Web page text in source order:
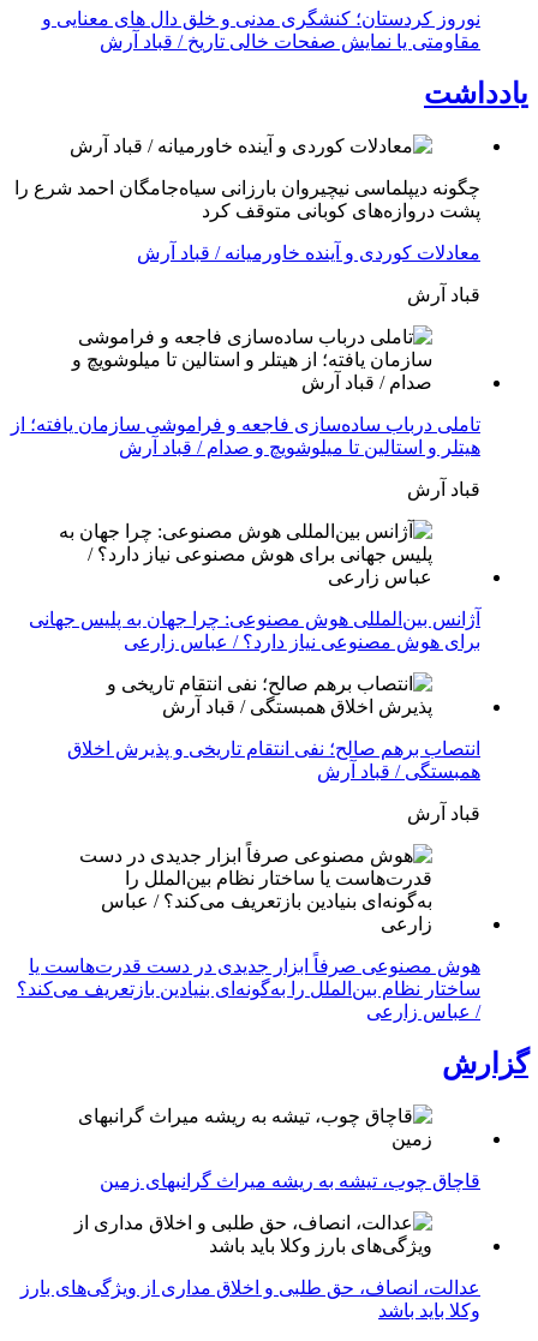
نوروز کردستان؛ کنشگری مدنی و خلق دال های معنایی و
مقاومتی یا نمایش صفحات خالی تاریخ / قباد آرش
یادداشت
چگونه دیپلماسی نیچیروان بارزانی سیاەجامگان احمد شرع را
پشت دروازەهای کوبانی متوقف کرد
معادلات کوردی و آینده خاورمیانه / قباد آرش
قباد آرش
تاملی درباب سادەسازی فاجعە و فراموشی سازمان یافتە؛ از
هیتلر و استالین تا میلوشویچ و صدام / قباد آرش
قباد آرش
آژانس بین‌المللی هوش مصنوعی: چرا جهان به پلیس جهانی
برای هوش مصنوعی نیاز دارد؟ / عباس زارعی
انتصاب برهم صالح؛ نفی انتقام تاریخی و پذیرش اخلاق
همبستگی / قباد آرش
قباد آرش
هوش مصنوعی صرفاً ابزار جدیدی در دست قدرت‌هاست یا
ساختار نظام بین‌الملل را به‌گونه‌ای بنیادین بازتعریف می‌کند؟
/ عباس زارعی
گزارش
قاچاق چوب، تیشه به ریشه میراث گرانبهای زمین
عدالت، انصاف، حق طلبی و اخلاق مداری از ویژگی‌های بارز
وکلا باید باشد